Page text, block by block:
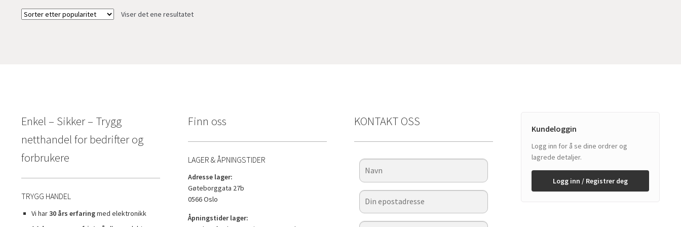
Viser det ene resultatet
Enkel – Sikker – Trygg
netthandel for bedrifter og
forbrukere
TRYGG HANDEL
Vi har30 års erfaringmed elektronikk
Finn oss
LAGER & ÅPNINGSTIDER
Adresse lager:
Gøteborggata 27b
0566 Oslo
Åpningstider lager:
KONTAKT OSS
Kundeloggin
Logg inn for å se dine ordrer og
lagrede detaljer.
Logg inn / Registrer deg